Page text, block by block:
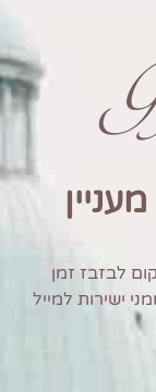
לבזבז זמן
ישירות למייל